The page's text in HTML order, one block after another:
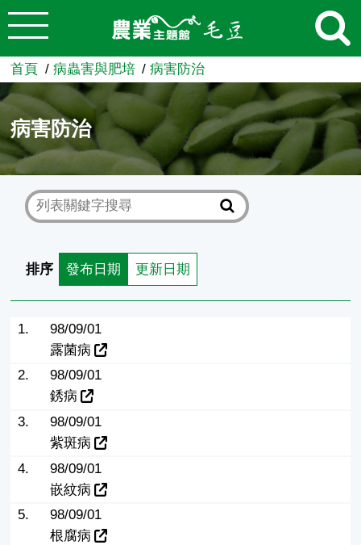
跳到主要內容
農業知識入口網
首頁 病蟲害與肥培 病害防治
病害防治
排序 發布日期 更新日期
1.
98/09/01
露菌病
2.
98/09/01
銹病
3.
98/09/01
紫斑病
4.
98/09/01
嵌紋病
5.
98/09/01
根腐病